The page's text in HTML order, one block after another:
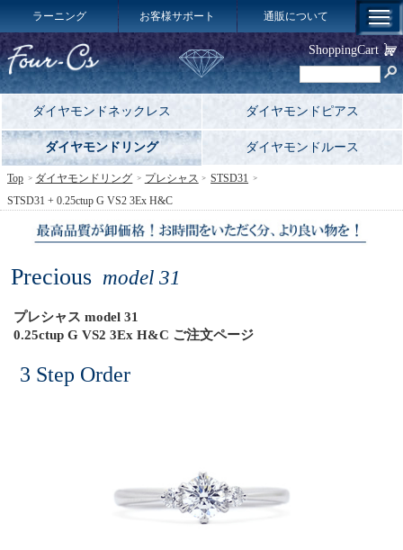
ラーニング お客様サポート 通販について
ダイヤモンドネックレス ダイヤモンドピアス
ダイヤモンドリング ダイヤモンドルース
Precious model 31
プレシャス model 31
0.25ctup G VS2 3Ex H&C ご注文ページ
3 Step Order
Top ダイヤモンドリング プレシャス
STSD31
STSD31 + 0.25ctup G VS2 3Ex H&C
ShoppingCart